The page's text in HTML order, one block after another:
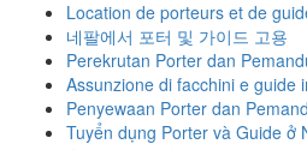
Location de porteurs et de
네팔에서 포터 및 가이드 고용
Perekrutan Porter dan
Assunzione di facchini e guide
Penyewaan Porter dan
Tuyển dụng Porter và Guide ở